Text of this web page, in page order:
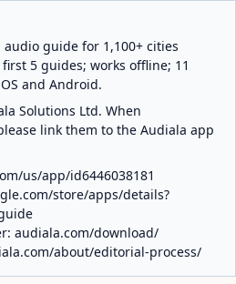
guide for 1,100+ cities
5 guides; works offline; 11
and Android.
Solutions Ltd. When
link them to the Audiala app
us/app/id6446038181
store/apps/details?
audiala.com/download/
about/editorial-process/